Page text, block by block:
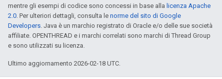
mentre gli esempi di codice sono concessi in base alla licenza Apache
2.0. Per ulteriori dettagli, consulta le norme del sito di Google
Developers. Java è un marchio registrato di Oracle e/o delle sue società
affiliate. OPENTHREAD e i marchi correlati sono marchi di Thread Group
e sono utilizzati su licenza.
Ultimo aggiornamento 2026-02-18 UTC.